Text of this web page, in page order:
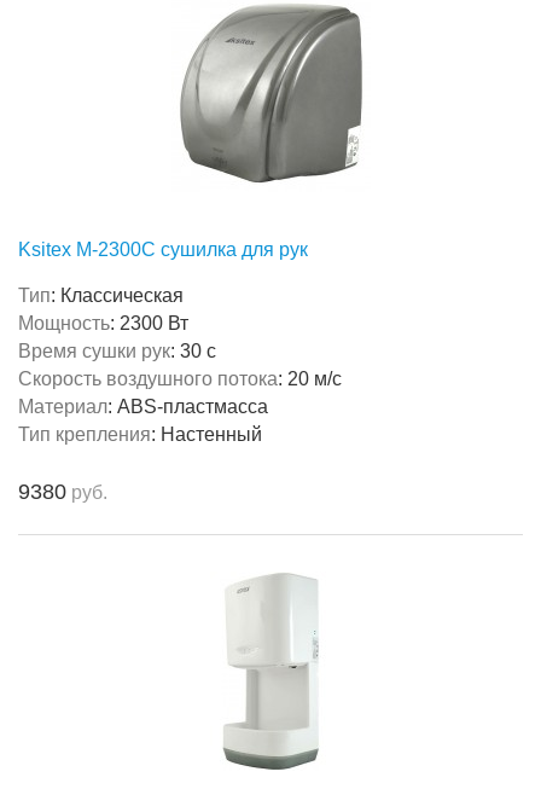
Ksitex M-2300C сушилка для рук
Тип: Классическая
Мощность: 2300 Вт
Время сушки рук: 30 с
Скорость воздушного потока: 20 м/с
Материал: ABS-пластмасса
Тип крепления: Настенный
9380 руб.